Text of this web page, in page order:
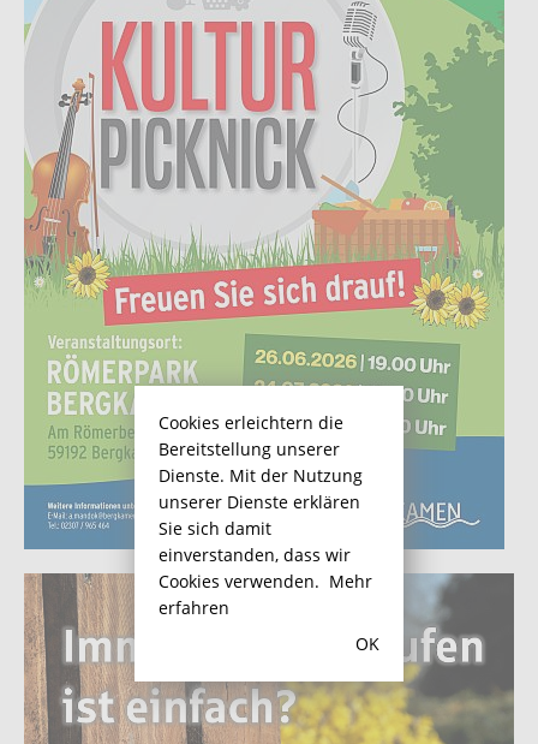
Cookies erleichtern die
Bereitstellung unserer
Dienste. Mit der Nutzung
unserer Dienste erklären
Sie sich damit
einverstanden, dass wir
Cookies verwenden. Mehr
erfahren
OK